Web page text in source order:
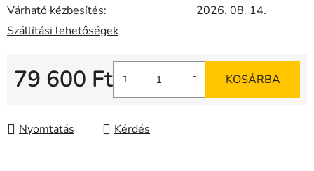
Várható kézbesítés:
2026. 08. 14.
Szállítási lehetőségek
79 600 Ft KOSÁRBA
Nyomtatás Kérdés